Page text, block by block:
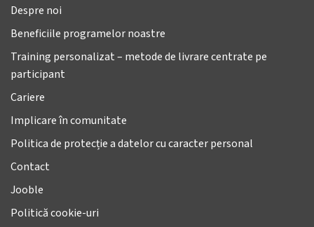
Despre noi
Beneficiile programelor noastre
Training personalizat – metode de livrare centrate pe
participant
Cariere
Implicare în comunitate
Politica de protecție a datelor cu caracter personal
Contact
Jooble
Politică cookie-uri